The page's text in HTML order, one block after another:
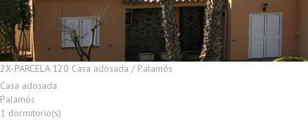
2X-PARCELA 120 Casa adosada / Palamós
Casa adosada
Palamós
1 dormitorio(s)